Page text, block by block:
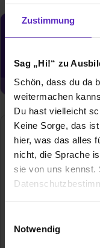
Zustimmung
Sag „Hi!“ zu
Schön, dass du da
weitermachen
Du hast vielleicht
Keine Sorge, das
hier, was das alles
nicht, die Sprache
sie von uns kennst.
Notwendig
Antalis GmbH
Europaallee 19
50226 Frechen
022342055484
E-Mail anzeigen
Marketing /